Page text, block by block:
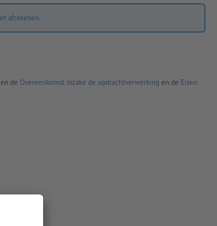
afrekenen.
de Overeenkomst inzake de opdrachtverwerking en de Eisen